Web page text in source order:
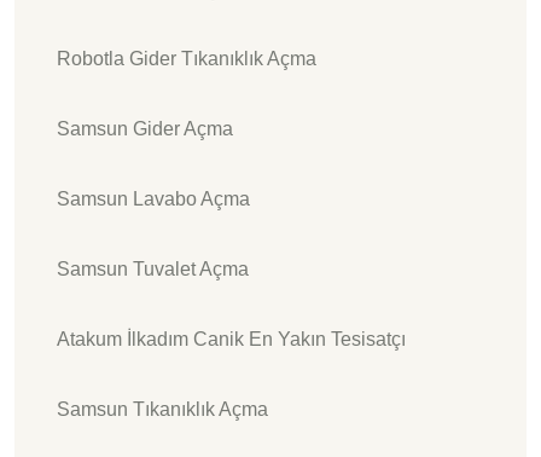
Robotla Gider Tıkanıklık Açma
Samsun Gider Açma
Samsun Lavabo Açma
Samsun Tuvalet Açma
Atakum İlkadım Canik En Yakın Tesisatçı
Samsun Tıkanıklık Açma